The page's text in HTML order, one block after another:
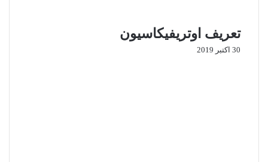
تعریف اوتریفیکاسیون
30 اکتبر 2019